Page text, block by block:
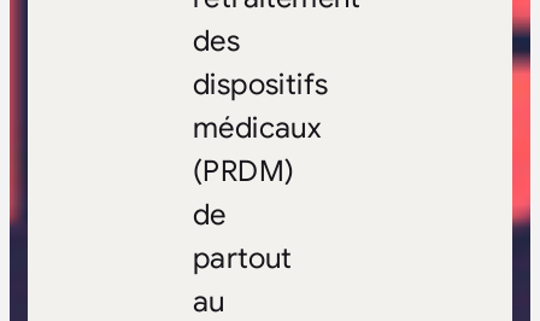
des
dispositifs
médicaux
(PRDM)
de
partout
au